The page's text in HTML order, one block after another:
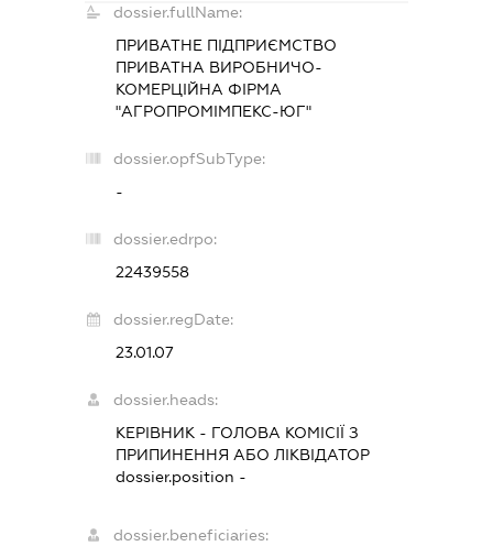
dossier.fullName:
ПРИВАТНЕ ПІДПРИЄМСТВО
ПРИВАТНА ВИРОБНИЧО-
КОМЕРЦІЙНА ФІРМА
"АГРОПРОМІМПЕКС-ЮГ"
dossier.opfSubType:
-
dossier.edrpo:
22439558
dossier.regDate:
23.01.07
dossier.heads:
КЕРІВНИК - ГОЛОВА КОМІСІЇ З
ПРИПИНЕННЯ АБО ЛІКВІДАТОР
dossier.position -
dossier.beneficiaries: